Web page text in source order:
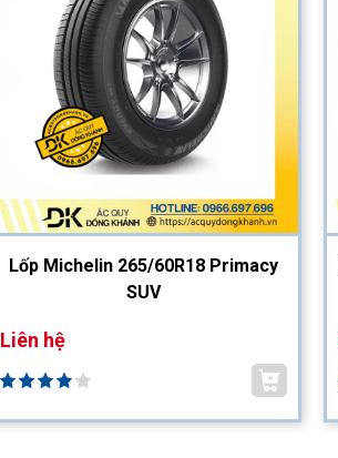
Lốp Michelin 265/60R18 Primacy
SUV
Liên hệ